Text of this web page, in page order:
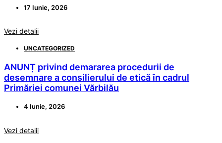
17 Iunie, 2026
Vezi detalii
UNCATEGORIZED
ANUNȚ privind demararea procedurii de
desemnare a consilierului de etică în cadrul
Primăriei comunei Vărbilău
4 Iunie, 2026
Vezi detalii